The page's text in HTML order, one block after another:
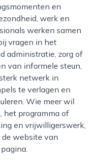
en
werk en
werken samen
vragen in het
administratie, zorg of
van informele steun,
netwerk in
te verlagen en
Wie meer wil
het programma of
en vrijwilligerswerk,
de website van